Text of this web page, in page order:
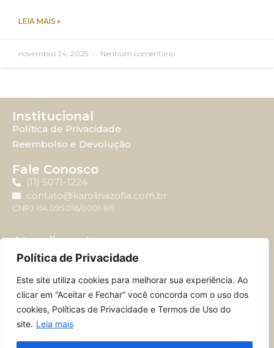
Política de Privacidade
Este site utiliza cookies para melhorar sua experiência. Ao
clicar em “Aceitar e Fechar” você concorda com o uso dos
cookies, Políticas de Privacidade e Termos de Uso do
site. Leia mais
LEIA MAIS »
novembro 24, 2025 Nenhum comentário
Institucional
Política de Privacidade
Reembolso e Devolução
Fale Conosco
(11) 5071-1224
contato@karolinazofia.com.br
CNPJ: 04.095.016/0001-86
Atendimento
Horário de atendimento: Segunda-feira à sexta-feira